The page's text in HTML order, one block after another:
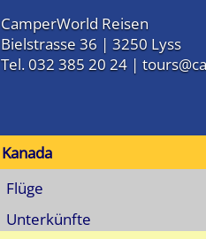
CamperWorld Reisen
Bielstrasse 36 | 3250 Lyss
Tel. 032 385 20 24 |
Kanada
Flüge
Unterkünfte